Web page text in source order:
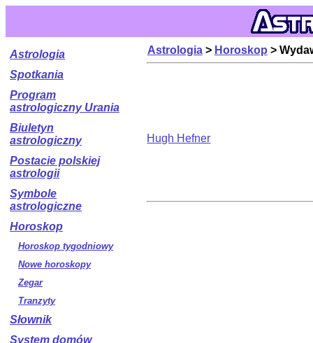
Astrologia
Spotkania
Program
astrologiczny Urania
Biuletyn
astrologiczny
Postacie polskiej
astrologii
Symbole
astrologiczne
Horoskop
Horoskop tygodniowy
Nowe horoskopy
Zegar
Tranzyty
Słownik
System domów
Astrologia> Horoskop >
Hugh Hefner